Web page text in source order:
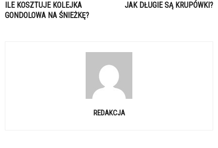
ILE KOSZTUJE KOLEJKA
GONDOLOWA NA ŚNIEŻKĘ?
JAK DŁUGIE SĄ KRUPÓWKI?
REDAKCJA